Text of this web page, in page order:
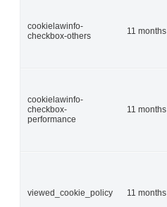
cookielawinfo-
checkbox-others
11 months
cookielawinfo-
checkbox-
performance
11 months
viewed_cookie_policy 11 months